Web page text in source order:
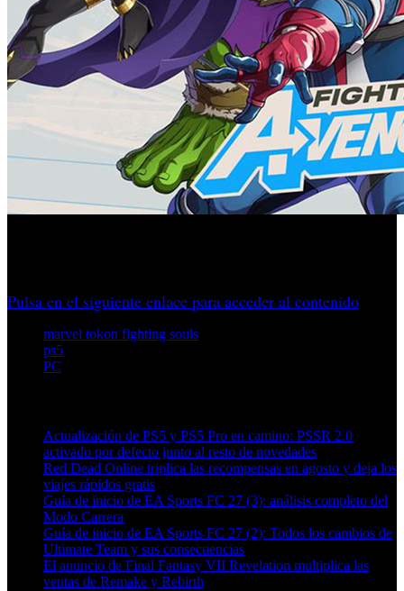
Pulsa en el siguiente enlace para acceder al contenido
marvel tokon fighting souls
ps5
PC
Actualización de PS5 y PS5 Pro en camino: PSSR 2.0
activado por defecto junto al resto de novedades
Red Dead Online triplica las recompensas en agosto y deja los
viajes rápidos gratis
Guía de inicio de EA Sports FC 27 (3): análisis completo del
Modo Carrera
Guía de inicio de EA Sports FC 27 (2): Todos los cambios de
Ultimate Team y sus consecuencias
El anuncio de Final Fantasy VII Revelation multiplica las
ventas de Remake y Rebirth